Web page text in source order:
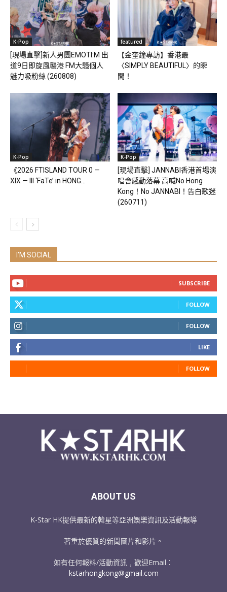
K-Pop
[現場直擊]新人男團EMOTI:M 出
道9日即旋風襲港 FM大騷個人
魅力吸粉絲 (260808)
featured
【金奎鐘專訪】香港最
〈SIMPLY BEAUTIFUL〉的瞬
間！
K-Pop
《2026 FTISLAND TOUR 0 —
XIX — III ‘FaTe’ in HONG...
K-Pop
[現場直擊] JANNABI香港首場演
唱會感動落幕 高喊No Hong
Kong！No JANNABI！告白歌迷
(260711)
I'M SOCIAL
SUBSCRIBE
FOLLOW
FOLLOW
LIKE
FOLLOW
ABOUT US
K-Star HK提供最新的韓星等亞洲娛樂資訊及活動報導
著重於優質的新聞圖片和影片。
如有任何報料/活動資訊﹐歡迎Email：
kstarhongkong@gmail.com